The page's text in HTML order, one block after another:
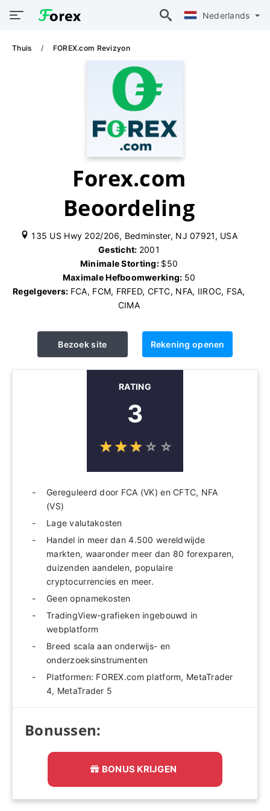
Nederlands
Thuis FOREX.com Revizyon
Forex.com
Beoordeling
135 US Hwy 202/206, Bedminster, NJ 07921, USA
Gesticht: 2001
Minimale Storting: $50
Maximale Hefboomwerking: 50
Regelgevers: FCA, FCM, FRFED, CFTC, NFA, IIROC, FSA,
CIMA
Bezoek site Rekening openen
RATING
3
☆☆☆ ☆ ☆
★★★ ★ ★
Gereguleerd door FCA (VK) en CFTC, NFA
(VS)
Lage valutakosten
Handel in meer dan 4.500 wereldwijde
markten, waaronder meer dan 80 forexparen,
duizenden aandelen, populaire
cryptocurrencies en meer.
Geen opnamekosten
TradingView-grafieken ingebouwd in
webplatform
Breed scala aan onderwijs- en
onderzoeksinstrumenten
Platformen: FOREX.com platform, MetaTrader
4, MetaTrader 5
Bonussen:
BONUS KRIJGEN